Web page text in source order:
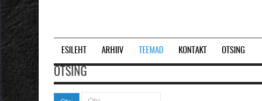
ESILEHT ARHIIV TEEMAD KONTAKT OTSING
OTSING
Otsi